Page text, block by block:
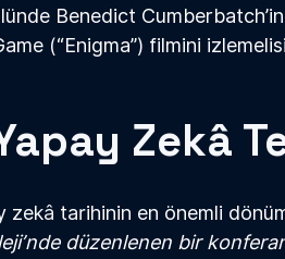
Benedict Cumberbatch’in
(“Enigma”) filmini
Zekâ
zekâ tarihinin en önemli
düzenlenen bir